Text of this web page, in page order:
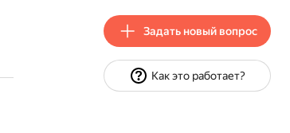
Задать новый вопрос
Как это работает?